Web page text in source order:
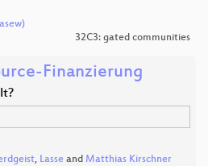
32C3: gated communities
Finanzierung
, Lasse and Matthias Kirschner